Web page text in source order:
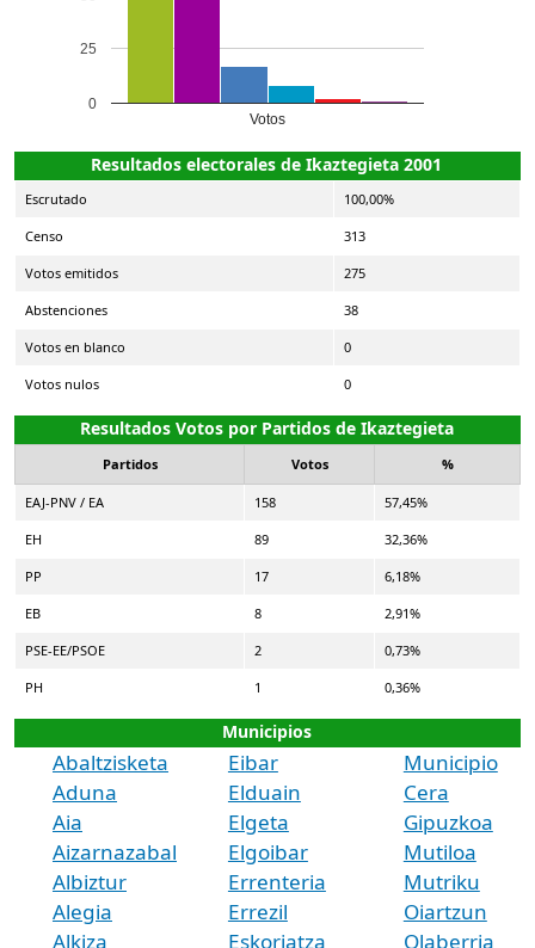
Votos
0
25
Resultados electorales de Ikaztegieta 2001
Escrutado 100,00%
Censo 313
Votos emitidos 275
Abstenciones 38
Votos en blanco 0
Votos nulos 0
Resultados Votos por Partidos de Ikaztegieta
Partidos Votos %
EAJ-PNV / EA 158 57,45%
EH 89 32,36%
PP 17 6,18%
EB 8 2,91%
PSE-EE/PSOE 2 0,73%
PH 1 0,36%
Municipios
Abaltzisketa
Aduna
Aia
Aizarnazabal
Albiztur
Alegia
Alkiza
Eibar
Elduain
Elgeta
Elgoibar
Errenteria
Errezil
Eskoriatza
Municipio
Cera
Gipuzkoa
Mutiloa
Mutriku
Oiartzun
Olaberria